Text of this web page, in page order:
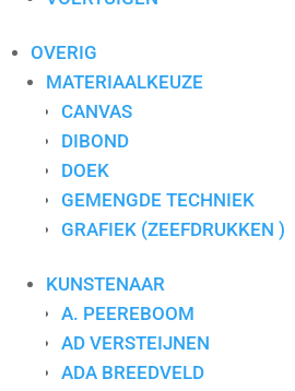
OVERIG
MATERIAALKEUZE
CANVAS
DIBOND
DOEK
GEMENGDE TECHNIEK
GRAFIEK (ZEEFDRUKKEN )
KUNSTENAAR
A. PEEREBOOM
AD VERSTEIJNEN
ADA BREEDVELD
Stijl
Figuratief
Thema
Mensen , Popart
CONTACT
Art for Company
Mobiel:+31-(0)6-24640033
E-mail:
info@artforcompany.nl
KvK: 18081401
BTW: NL001780285B65